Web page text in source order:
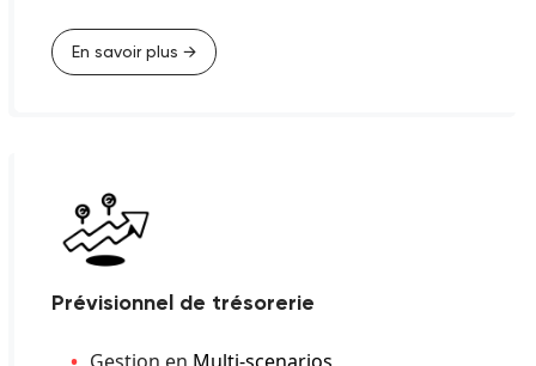
En savoir plus →
Prévisionnel de trésorerie